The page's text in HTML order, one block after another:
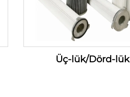
Üç-lük/Dörd-lük